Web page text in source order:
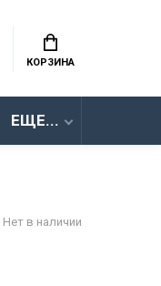
КОРЗИНА
ЕЩЕ...
Нет в наличии